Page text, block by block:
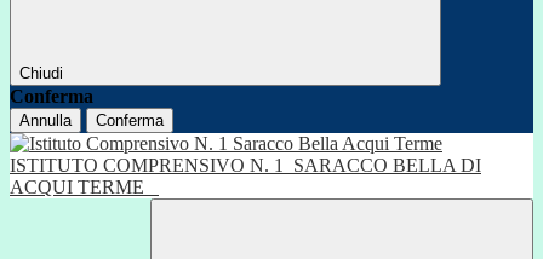
Chiudi
Conferma
Annulla Conferma
ISTITUTO COMPRENSIVO N. 1
SARACCO BELLA DI
ACQUI TERME